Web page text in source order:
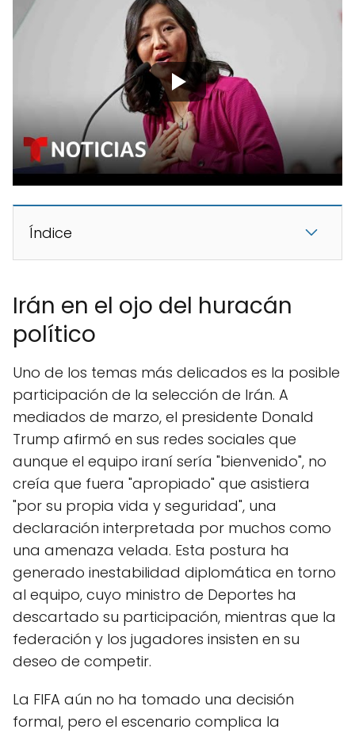
Índice
Irán en el ojo del huracán
político
Uno de los temas más delicados es la posible
participación de la selección de Irán. A
mediados de marzo, el presidente Donald
Trump afirmó en sus redes sociales que
aunque el equipo iraní sería "bienvenido", no
creía que fuera "apropiado" que asistiera
"por su propia vida y seguridad", una
declaración interpretada por muchos como
una amenaza velada. Esta postura ha
generado inestabilidad diplomática en torno
al equipo, cuyo ministro de Deportes ha
descartado su participación, mientras que la
federación y los jugadores insisten en su
deseo de competir.
La FIFA aún no ha tomado una decisión
formal, pero el escenario complica la